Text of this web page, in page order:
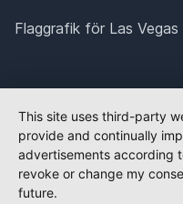
Flaggrafik för Las Vegas
This site uses third-party
provide and continually
advertisements according
revoke or change my
future.